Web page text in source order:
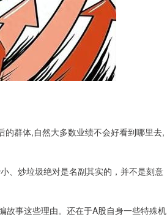
群体,自然大多数业绩不会好看到哪里去,
、炒垃圾绝对是名副其实的，并不是刻意
故事这些理由。还在于A股自身一些特殊机